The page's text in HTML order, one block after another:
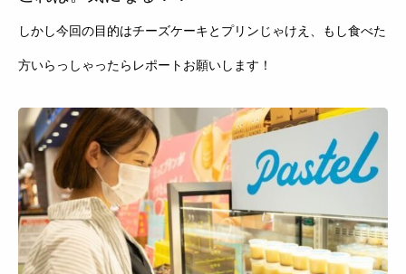
しかし今回の目的はチーズケーキとプリンじゃけえ、もし食べた
方いらっしゃったらレポートお願いします！